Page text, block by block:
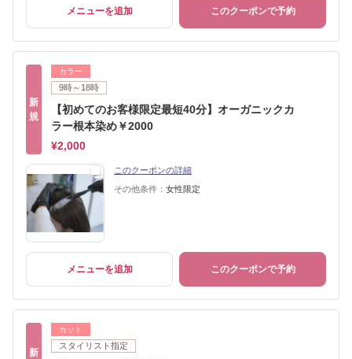
メニューを追加 このクーポンで予約
新
規
カラー
9時～18時
【初めてのお客様限定最短40分】オーガニックカ
ラー根本染め￥2000
¥2,000
このクーポンの詳細
その他条件： 女性限定
メニューを追加 このクーポンで予約
新
カット
スタイリスト指定